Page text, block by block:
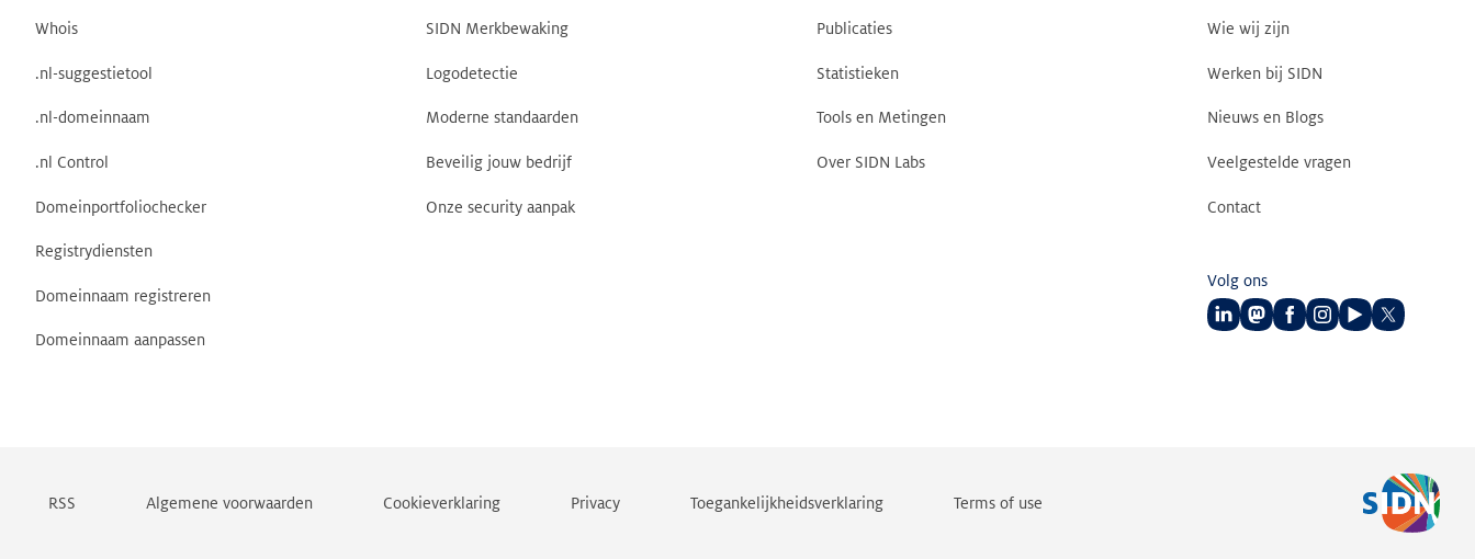
Whois
.nl-suggestietool
.nl-domeinnaam
.nl Control
Domeinportfoliochecker
Registrydiensten
Domeinnaam registreren
Domeinnaam aanpassen
SIDN Merkbewaking
Logodetectie
Moderne standaarden
Beveilig jouw bedrijf
Onze security aanpak
Publicaties
Statistieken
Tools en Metingen
Over SIDN Labs
Wie wij zijn
Werken bij SIDN
Nieuws en Blogs
Veelgestelde vragen
Contact
Volg ons
RSS Algemene voorwaarden Cookieverklaring Privacy Toegankelijkheidsverklaring Terms of use